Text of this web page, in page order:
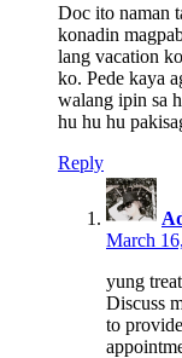
Doc ito naman
konadin
lang vacation
ko. Pede kaya
walang ipin sa
hu hu hu
Reply
March
yung
Discuss
to